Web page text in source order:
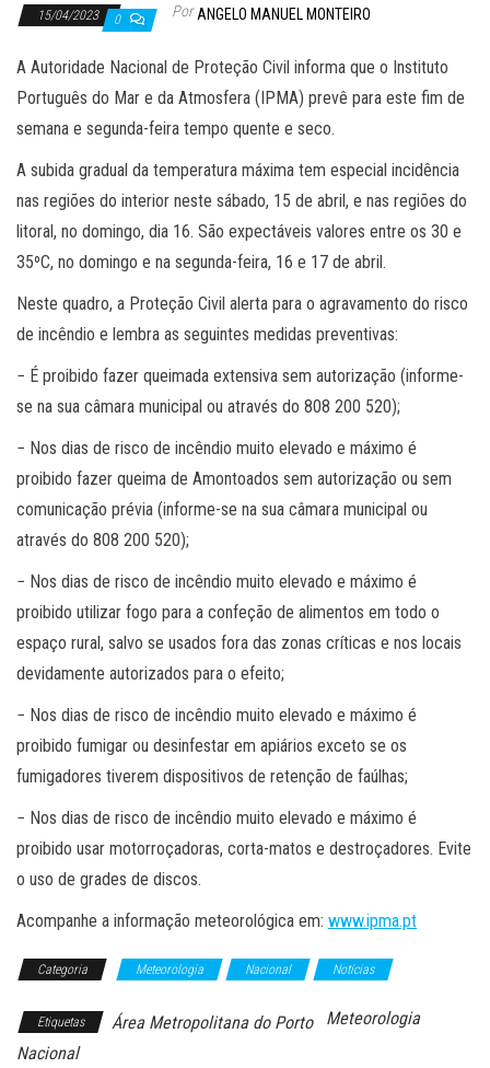
15/04/2023 0 Por ANGELO MANUEL MONTEIRO
A Autoridade Nacional de Proteção Civil informa que o Instituto
Português do Mar e da Atmosfera (IPMA) prevê para este fim de
semana e segunda-feira tempo quente e seco.
A subida gradual da temperatura máxima tem especial incidência
nas regiões do interior neste sábado, 15 de abril, e nas regiões do
litoral, no domingo, dia 16. São expectáveis valores entre os 30 e
35ºC, no domingo e na segunda-feira, 16 e 17 de abril.
Neste quadro, a Proteção Civil alerta para o agravamento do risco
de incêndio e lembra as seguintes medidas preventivas:
− É proibido fazer queimada extensiva sem autorização (informe-
se na sua câmara municipal ou através do 808 200 520);
− Nos dias de risco de incêndio muito elevado e máximo é
proibido fazer queima de Amontoados sem autorização ou sem
comunicação prévia (informe-se na sua câmara municipal ou
através do 808 200 520);
− Nos dias de risco de incêndio muito elevado e máximo é
proibido utilizar fogo para a confeção de alimentos em todo o
espaço rural, salvo se usados fora das zonas críticas e nos locais
devidamente autorizados para o efeito;
− Nos dias de risco de incêndio muito elevado e máximo é
proibido fumigar ou desinfestar em apiários exceto se os
fumigadores tiverem dispositivos de retenção de faúlhas;
− Nos dias de risco de incêndio muito elevado e máximo é
proibido usar motorroçadoras, corta-matos e destroçadores. Evite
o uso de grades de discos.
Acompanhe a informação meteorológica em: www.ipma.pt
Categoria Meteorologia Nacional Notícias
Etiquetas Área Metropolitana do Porto
Meteorologia
Nacional